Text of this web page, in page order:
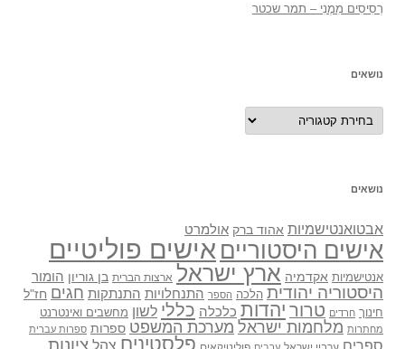
רְסִיסִים מִמֶנִי – תמר שכטר
נושאים
נושאים
נושאים
אבטואנטישמיות אהוד ברק אולמרט
אישים היסטוריים אישים פוליטיים
אנטישמיות אקדמיה ארץ ישראל ארצות הברית בן גוריון הומור
היסטוריה יהודית הלכה הספר התנחלויות התנתקות חגים חז"ל
חינוך חרדים טרור יהדות כלכלה כללי לשון מחשבים ואינטרנט
מחתרות מלחמות ישראל מערכת המשפט ספרות ספרות עברית
ספרים ערביי ישראל פלסטינים צהל ציונות